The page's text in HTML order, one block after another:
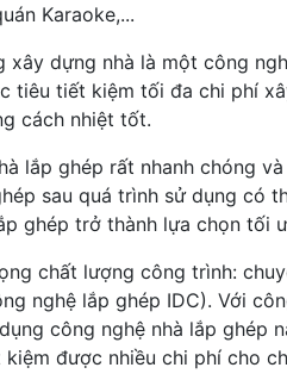
Karaoke,...
xây dựng nhà là một công
tiêu tiết kiệm tối đa chi phí
cách nhiệt tốt.
lắp ghép rất nhanh chóng
sau quá trình sử dụng có
ghép trở thành lựa chọn tối
chất lượng công trình:
nghệ lắp ghép IDC). Với
công nghệ nhà lắp ghép
được nhiều chi phí cho